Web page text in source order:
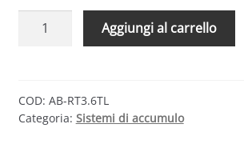
FIMER
–
INVERTER
Aggiungi al carrello
COD: AB-RT3.6TL
Categoria: Sistemi di accumulo